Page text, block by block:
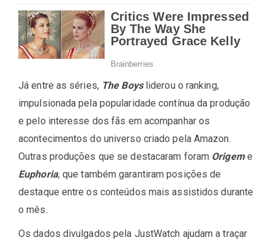
Já entre as séries, The Boysliderou o ranking,
impulsionada pela popularidade contínua da produção
e pelo interesse dos fãs em acompanhar os
acontecimentos do universo criado pela Amazon.
Outras produções que se destacaram foram Origeme
Euphoria, que também garantiram posições de
destaque entre os conteúdos mais assistidos durante
o mês.
Os dados divulgados pela JustWatch ajudam a traçar